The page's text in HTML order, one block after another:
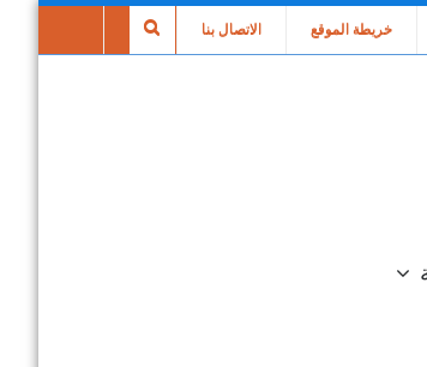
الاتصال بنا خريطة الموقع